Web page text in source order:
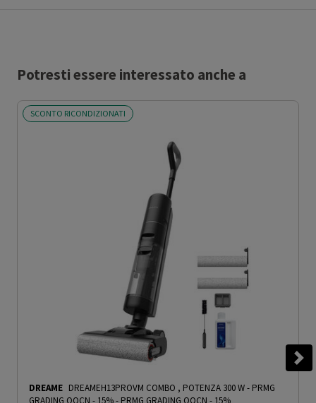
Potresti essere interessato anche a
SCONTO RICONDIZIONATI
DREAME DREAMEH13PROVM COMBO , POTENZA 300 W - PRMG